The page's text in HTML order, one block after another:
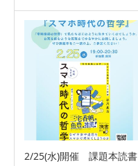
2/25(水)開催 課題本読書